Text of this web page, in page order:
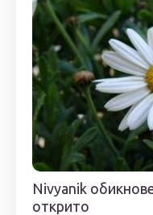
Nivyanik
открито